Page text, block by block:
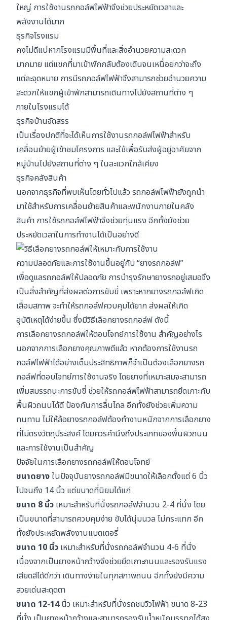
ใหญ่ การใช้งานรถกอล์ฟไฟฟ้าจึงช่วยประหยัดเวลาและ
พลังงานได้มาก
ธุรกิจโรงแรม
คงไม่ดีแน่หากโรงแรมมีพื้นที่และสิ่งอำนวยความสะดวก
มากมาย แต่แขกที่มาเข้าพักกลับต้องเดินจนเหนื่อยกว่าจะถึง
แต่ละจุดหมาย การมีรถกอล์ฟไฟฟ้าจึงสามารถช่วยอำนวยความ
สะดวกให้แขกผู้เข้าพักสามารถเดินทางไปยังสถานที่ต่าง ๆ
ภายในโรงแรมได้
ธุรกิจบ้านจัดสรร
เป็นเรื่องปกติที่จะได้เห็นการใช้งานรถกอล์ฟไฟฟ้าสำหรับ
เคลื่อนย้ายผู้เข้าชมโครงการ และใช้เพื่อรับส่งผู้อยู่อาศัยจาก
หมู่บ้านไปยังสถานที่ต่าง ๆ ในละแวกใกล้เคียง
ธุรกิจคลังสินค้า
นอกจากธุรกิจที่พบเห็นโดยทั่วไปแล้ว รถกอล์ฟไฟฟ้ายังถูกนำ
มาใช้สำหรับการเคลื่อนย้ายสินค้าและพนักงานภายในคลัง
สินค้า การใช้รถกอล์ฟไฟฟ้าจึงช่วยทุ่นแรง อีกทั้งยังช่วย
ประหยัดเวลาในการทำงานได้เป็นอย่างดี
ความปลอดภัยและการใช้งานขึ้นอยู่กับ “ยางรถกอล์ฟ”
เพื่อดูแลรถกอล์ฟให้ปลอดภัย การบำรุงรักษายางรถอยู่เสมอจึง
เป็นสิ่งสำคัญที่ส่งผลต่อการขับขี่ เพราะหากยางรถกอล์ฟเกิด
เสื่อมสภาพ จะทำให้รถกอล์ฟควบคุมได้ยาก ส่งผลให้เกิด
อุบัติเหตุได้ง่ายขึ้น ซึ่งมีวิธีเลือกยางรถกอล์ฟ ดังนี้
การเลือกยางรถกอล์ฟให้ตอบโจทย์การใช้งาน สำคัญอย่างไร
นอกจากการเลือกยางคุณภาพดีแล้ว หากต้องการใช้งานรถ
กอล์ฟไฟฟ้าได้อย่างเต็มประสิทธิภาพก็จำเป็นต้องเลือกยางรถ
กอล์ฟที่ตอบโจทย์การใช้งานจริง โดยยางที่เหมาะสมจะสามารถ
เพิ่มสมรรถนะการขับขี่ ช่วยให้รถกอล์ฟไฟฟ้าสามารถยึดเกาะกับ
พื้นผิวถนนได้ดี ป้องกันการลื่นไถล อีกทั้งยังช่วยเพิ่มความ
ทนทาน ไม่ให้ล้อยางรถกอล์ฟต้องทำงานหนักจากการเลือกยาง
ที่ไม่ตรงวัตถุประสงค์ โดยควรคำนึงถึงประเภทของพื้นผิวถนน
และการใช้งานเป็นสำคัญ
ปัจจัยในการเลือกยางรถกอล์ฟให้ตอบโจทย์
ขนาดยางในปัจจุบันยางรถกอล์ฟมีขนาดให้เลือกตั้งแต่ 6 นิ้ว
ไปจนถึง 14 นิ้ว แต่ขนาดที่นิยมได้แก่
ขนาด 8 นิ้ว เหมาะสำหรับที่นั่งรถกอล์ฟจำนวน 2-4 ที่นั่ง โดย
เป็นขนาดที่สามารถควบคุมง่าย ขับได้นุ่มนวล ไม่กระแทก อีก
ทั้งยังประหยัดพลังงานแบตเตอรี่
ขนาด 10 นิ้ว เหมาะสำหรับที่นั่งรถกอล์ฟจำนวน 4-6 ที่นั่ง
เนื่องจากเป็นยางหน้ากว้างจึงช่วยยึดเกาะถนนและรองรับแรง
เสียดสีได้ดีกว่า เดินทางง่ายในทุกสภาพถนน อีกทั้งยังมีความ
สวยเด่นสะดุดตา
ขนาด 12-14นิ้ว เหมาะสำหรับที่นั่งรถชมวิวไฟฟ้า ขนาด 8-23